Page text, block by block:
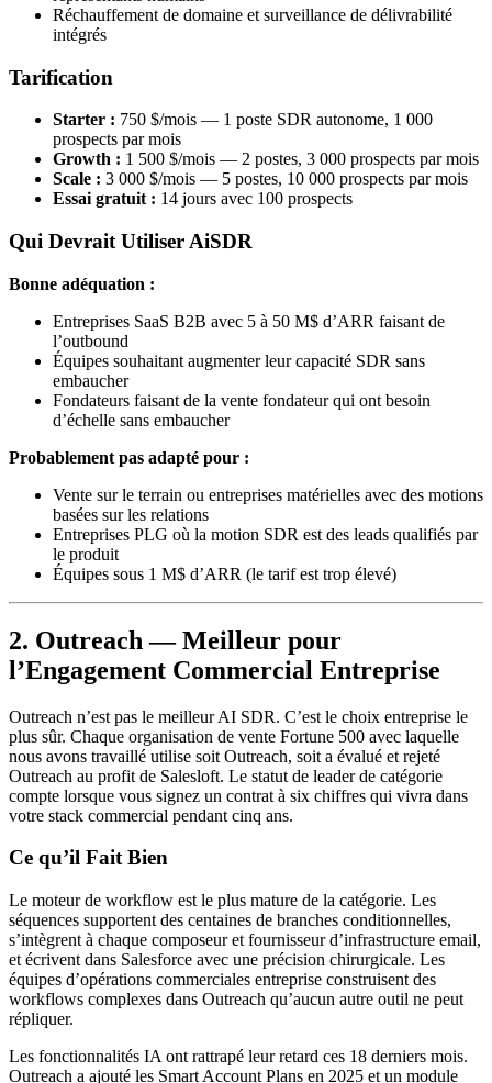
Réchauffement de domaine et surveillance de délivrabilité
intégrés
Tarification
Starter : 750 $/mois — 1 poste SDR autonome, 1 000
prospects par mois
Growth : 1 500 $/mois — 2 postes, 3 000 prospects par mois
Scale : 3 000 $/mois — 5 postes, 10 000 prospects par mois
Essai gratuit : 14 jours avec 100 prospects
Qui Devrait Utiliser AiSDR
Bonne adéquation :
Entreprises SaaS B2B avec 5 à 50 M$ d’ARR faisant de
l’outbound
Équipes souhaitant augmenter leur capacité SDR sans
embaucher
Fondateurs faisant de la vente fondateur qui ont besoin
d’échelle sans embaucher
Probablement pas adapté pour :
Vente sur le terrain ou entreprises matérielles avec des motions
basées sur les relations
Entreprises PLG où la motion SDR est des leads qualifiés par
le produit
Équipes sous 1 M$ d’ARR (le tarif est trop élevé)
2. Outreach — Meilleur pour
l’Engagement Commercial Entreprise
Outreach n’est pas le meilleur AI SDR. C’est le choix entreprise le
plus sûr. Chaque organisation de vente Fortune 500 avec laquelle
nous avons travaillé utilise soit Outreach, soit a évalué et rejeté
Outreach au profit de Salesloft. Le statut de leader de catégorie
compte lorsque vous signez un contrat à six chiffres qui vivra dans
votre stack commercial pendant cinq ans.
Ce qu’il Fait Bien
Le moteur de workflow est le plus mature de la catégorie. Les
séquences supportent des centaines de branches conditionnelles,
s’intègrent à chaque composeur et fournisseur d’infrastructure email,
et écrivent dans Salesforce avec une précision chirurgicale. Les
équipes d’opérations commerciales entreprise construisent des
workflows complexes dans Outreach qu’aucun autre outil ne peut
répliquer.
Les fonctionnalités IA ont rattrapé leur retard ces 18 derniers mois.
Outreach a ajouté les Smart Account Plans en 2025 et un module